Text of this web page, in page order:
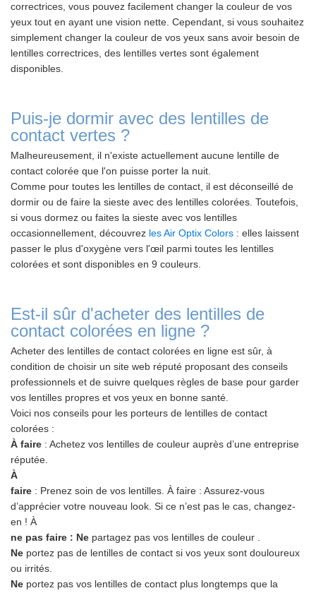
correctrices, vous pouvez facilement changer la couleur de vos
yeux tout en ayant une vision nette. Cependant, si vous souhaitez
simplement changer la couleur de vos yeux sans avoir besoin de
lentilles correctrices, des lentilles vertes sont également
disponibles.
Puis-je dormir avec des lentilles de
contact vertes ?
Malheureusement, il n'existe actuellement aucune lentille de
contact colorée que l'on puisse porter la nuit.
Comme pour toutes les lentilles de contact, il est déconseillé de
dormir ou de faire la sieste avec des lentilles colorées. Toutefois,
si vous dormez ou faites la sieste avec vos lentilles
occasionnellement, découvrez les Air Optix Colors : elles laissent
passer le plus d'oxygène vers l'œil parmi toutes les lentilles
colorées et sont disponibles en 9 couleurs.
Est-il sûr d'acheter des lentilles de
contact colorées en ligne ?
Acheter des lentilles de contact colorées en ligne est sûr, à
condition de choisir un site web réputé proposant des conseils
professionnels et de suivre quelques règles de base pour garder
vos lentilles propres et vos yeux en bonne santé.
Voici nos conseils pour les porteurs de lentilles de contact
colorées :
À faire : Achetez vos lentilles de couleur auprès d’une entreprise
réputée.
À
faire : Prenez soin de vos lentilles. À faire : Assurez-vous
d’apprécier votre nouveau look. Si ce n’est pas le cas, changez-
en ! À
ne pas faire : Ne partagez pas vos lentilles de couleur .
Ne portez pas de lentilles de contact si vos yeux sont douloureux
ou irrités.
Ne portez pas vos lentilles de contact plus longtemps que la